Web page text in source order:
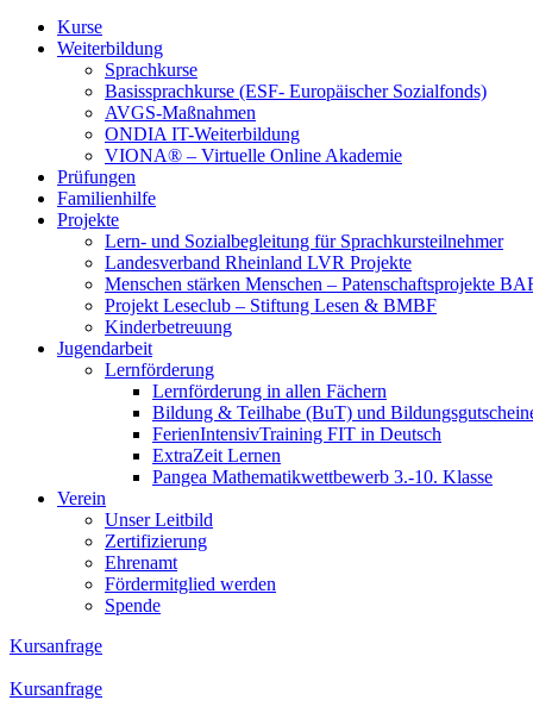
Kurse
Weiterbildung
Sprachkurse
Basissprachkurse (ESF- Europäischer Sozialfonds)
AVGS-Maßnahmen
ONDIA IT-Weiterbildung
VIONA® – Virtuelle Online Akademie
Prüfungen
Familienhilfe
Projekte
Lern- und Sozialbegleitung für Sprachkursteilnehmer
Landesverband Rheinland LVR Projekte
Menschen stärken Menschen – Patenschaftsprojekte
Projekt Leseclub – Stiftung Lesen & BMBF
Kinderbetreuung
Jugendarbeit
Lernförderung
Lernförderung in allen Fächern
Bildung & Teilhabe (BuT) und
FerienIntensivTraining FIT in Deutsch
ExtraZeit Lernen
Pangea Mathematikwettbewerb 3.-10. Klasse
Verein
Unser Leitbild
Zertifizierung
Ehrenamt
Fördermitglied werden
Spende
Kursanfrage
Kursanfrage